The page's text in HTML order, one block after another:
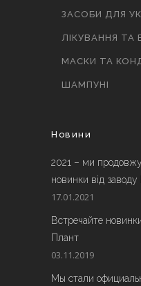
ЗАСОБИ ДЛЯ
ЛІКУВАННЯ ТА
МАСКИ ТА
ШАМПУНІ
Новини
2021 – ми
новинки від заводу
17.01.2021
Встречайте
Плант
03.11.2019
Мы стали